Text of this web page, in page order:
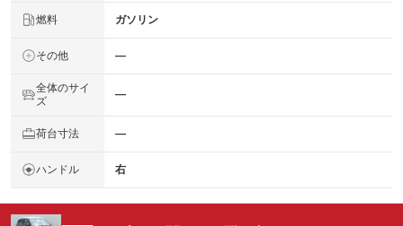
燃料 ガソリン
その他 ―
全体のサイ
ズ
―
荷台寸法 ―
ハンドル 右